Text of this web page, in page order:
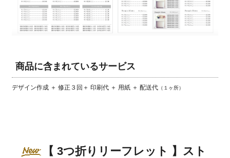
商品に含まれているサービス
デザイン作成 ＋ 修正３回＋ 印刷代 ＋ 用紙 ＋ 配送代（１ヶ所）
【 3つ折りリーフレット 】スト